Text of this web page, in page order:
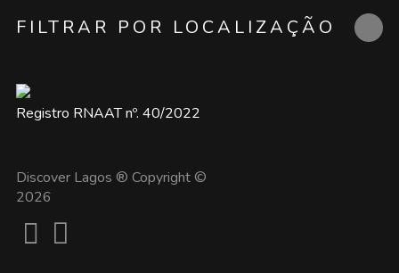
FILTRAR POR LOCALIZAÇÃO
Registro RNAAT nº. 40/2022
Discover Lagos ® Copyright ©
2026